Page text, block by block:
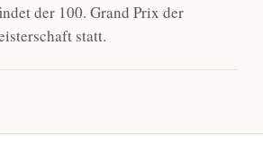
der 100. Grand Prix der
statt.